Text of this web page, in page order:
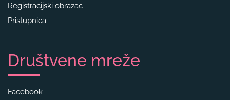
Registracijski obrazac
Pristupnica
Društvene mreže
Facebook